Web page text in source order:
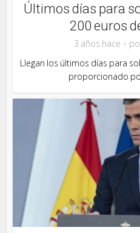
Últimos días para
200 euros
3 años hace
Llegan los últimos días para
proporcionado